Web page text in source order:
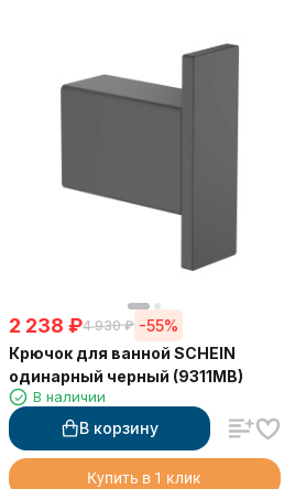
2 238 ₽4 930 ₽ -55%
Крючок для ванной SCHEIN
одинарный черный (9311MB)
В наличии
В корзину
Купить в 1 клик